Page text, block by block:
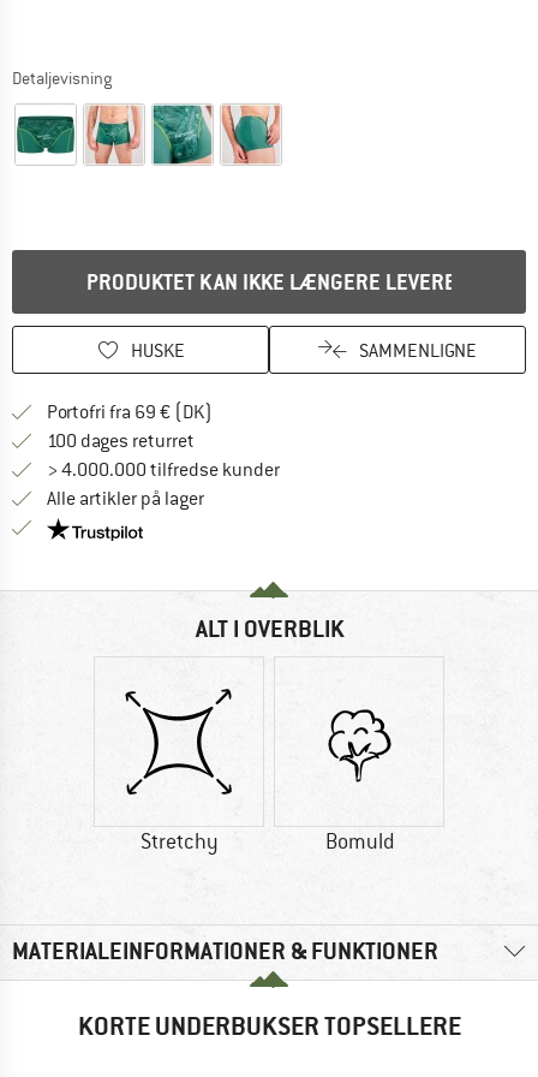
Detaljevisning
PRODUKTET KAN IKKE LÆNGERE LEVERES
HUSKE SAMMENLIGNE
Portofri fra 69 € (DK)
100 dages returret
> 4.000.000 tilfredse kunder
Alle artikler på lager
Vi er Trustpilot-certificeret - oplysningerne får du
ALT I OVERBLIK
Stretchy Bomuld
MATERIALEINFORMATIONER & FUNKTIONER
KORTE UNDERBUKSER TOPSELLERE